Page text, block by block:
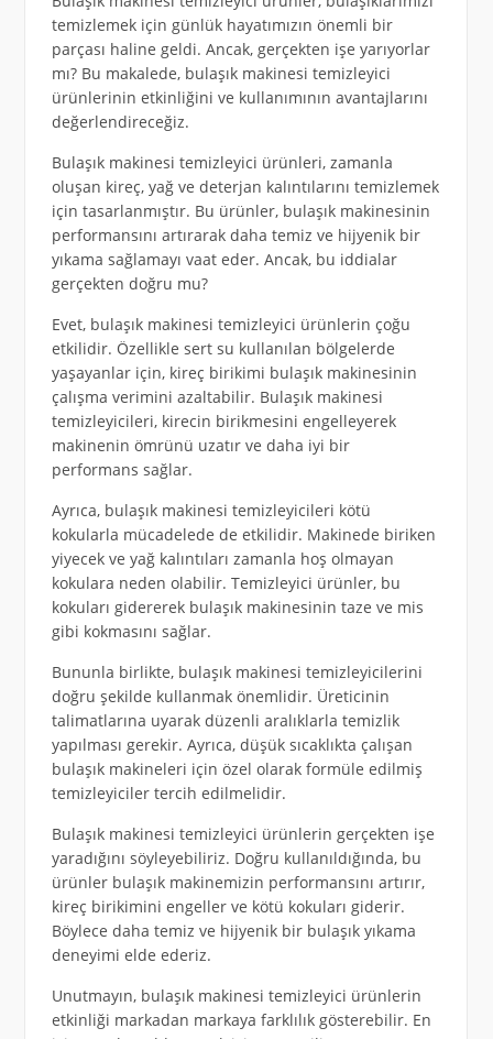
temizlemek için günlük hayatımızın önemli bir
parçası haline geldi. Ancak, gerçekten işe yarıyorlar
mı? Bu makalede, bulaşık makinesi temizleyici
ürünlerinin etkinliğini ve kullanımının avantajlarını
değerlendireceğiz.
Bulaşık makinesi temizleyici ürünleri, zamanla
oluşan kireç, yağ ve deterjan kalıntılarını temizlemek
için tasarlanmıştır. Bu ürünler, bulaşık makinesinin
performansını artırarak daha temiz ve hijyenik bir
yıkama sağlamayı vaat eder. Ancak, bu iddialar
gerçekten doğru mu?
Evet, bulaşık makinesi temizleyici ürünlerin çoğu
etkilidir. Özellikle sert su kullanılan bölgelerde
yaşayanlar için, kireç birikimi bulaşık makinesinin
çalışma verimini azaltabilir. Bulaşık makinesi
temizleyicileri, kirecin birikmesini engelleyerek
makinenin ömrünü uzatır ve daha iyi bir
performans sağlar.
Ayrıca, bulaşık makinesi temizleyicileri kötü
kokularla mücadelede de etkilidir. Makinede biriken
yiyecek ve yağ kalıntıları zamanla hoş olmayan
kokulara neden olabilir. Temizleyici ürünler, bu
kokuları gidererek bulaşık makinesinin taze ve mis
gibi kokmasını sağlar.
Bununla birlikte, bulaşık makinesi temizleyicilerini
doğru şekilde kullanmak önemlidir. Üreticinin
talimatlarına uyarak düzenli aralıklarla temizlik
yapılması gerekir. Ayrıca, düşük sıcaklıkta çalışan
bulaşık makineleri için özel olarak formüle edilmiş
temizleyiciler tercih edilmelidir.
Bulaşık makinesi temizleyici ürünlerin gerçekten işe
yaradığını söyleyebiliriz. Doğru kullanıldığında, bu
ürünler bulaşık makinemizin performansını artırır,
kireç birikimini engeller ve kötü kokuları giderir.
Böylece daha temiz ve hijyenik bir bulaşık yıkama
deneyimi elde ederiz.
Unutmayın, bulaşık makinesi temizleyici ürünlerin
etkinliği markadan markaya farklılık gösterebilir. En